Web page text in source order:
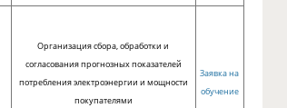
Организация сбора, обработки и
согласования прогнозных показателей
потребления электроэнергии и мощности
покупателями
Заявка на
обучение